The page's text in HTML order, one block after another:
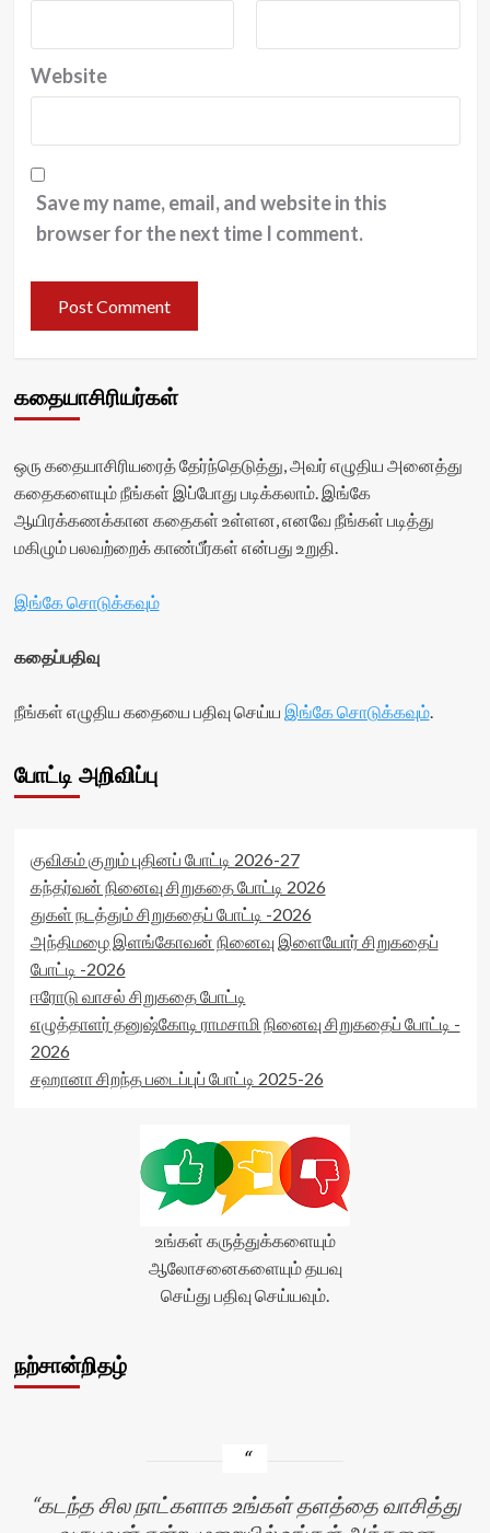
Website
Save my name, email, and website in this
browser for the next time I comment.
கதையாசிரியர்கள்
ஒரு கதையாசிரியரைத் தேர்ந்தெடுத்து, அவர் எழுதிய அனைத்து
கதைகளையும் நீங்கள் இப்போது படிக்கலாம். இங்கே
ஆயிரக்கணக்கான கதைகள் உள்ளன, எனவே நீங்கள் படித்து
மகிழும் பலவற்றைக் காண்பீர்கள் என்பது உறுதி.
இங்கே சொடுக்கவும்
கதைப்பதிவு
நீங்கள் எழுதிய கதையை பதிவு செய்ய இங்கே சொடுக்கவும்.
போட்டி அறிவிப்பு
குவிகம் குறும் புதினப் போட்டி 2026-27
கந்தர்வன் நினைவு சிறுகதை போட்டி 2026
துகள் நடத்தும் சிறுகதைப் போட்டி -2026
அந்திமழை இளங்கோவன் நினைவு இளையோர் சிறுகதைப்
போட்டி -2026
ஈரோடு வாசல் சிறுகதை போட்டி
எழுத்தாளர் தனுஷ்கோடி ராமசாமி நினைவு சிறுகதைப் போட்டி -
2026
சஹானா சிறந்த படைப்புப் போட்டி 2025-26
உங்கள் கருத்துக்களையும்
ஆலோசனைகளையும் தயவு
செய்து பதிவு செய்யவும்.
நற்சான்றிதழ்
கடந்த சில நாட்களாக உங்கள் தளத்தை வாசித்து